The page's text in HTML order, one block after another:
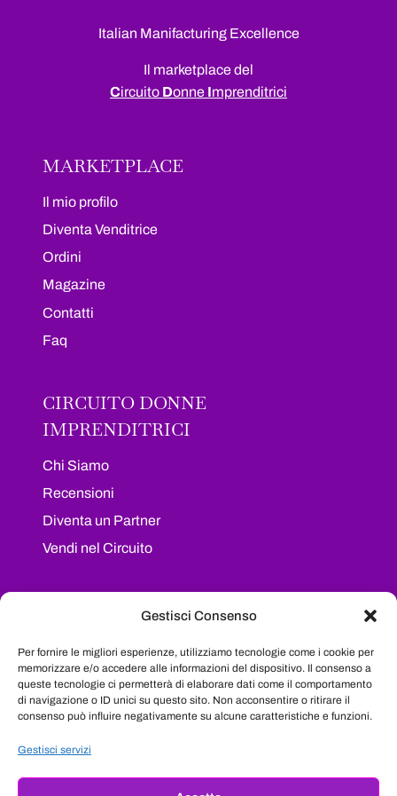
Gestisci Consenso
Per fornire le migliori esperienze, utilizziamo tecnologie come i cookie per
memorizzare e/o accedere alle informazioni del dispositivo. Il consenso a
queste tecnologie ci permetterà di elaborare dati come il comportamento
di navigazione o ID unici su questo sito. Non acconsentire o ritirare il
consenso può influire negativamente su alcune caratteristiche e funzioni.
Gestisci servizi
Italian Manifacturing Excellence
Il marketplace del
Circuito Donne Imprenditrici
MARKETPLACE
Il mio profilo
Diventa Venditrice
Ordini
Magazine
Contatti
Faq
CIRCUITO DONNE
IMPRENDITRICI
Chi Siamo
Recensioni
Diventa un Partner
Vendi nel Circuito
I NOSTRI SOCIAL
Segui il nostro progetto sui maggiori social
network e resta sempre aggiornata su tutte le
novità
Facebook InstagramLinkedIn YouTube